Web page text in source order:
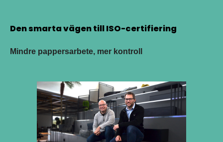
Den smarta vägen till ISO-certifiering
Mindre pappersarbete, mer kontroll